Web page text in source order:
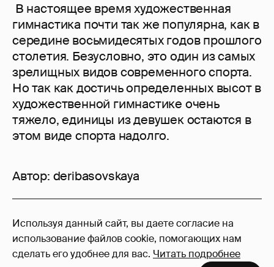
Используя данный сайт, вы даете согласие на
использование файлов cookie, помогающих нам
сделать его удобнее для вас. Читать подробнее
В настоящее время художественная
гимнастика почти так же популярна, как в
середине восьмидесятых годов прошлого
столетия. Безусловно, это один из самых
зрелищных видов современного спорта.
Но так как достичь определенных высот в
художественной гимнастике очень
тяжело, единицы из девушек остаются в
этом виде спорта надолго.
Автор: deribasovskaya
8
Войдите в аккаунт, чтобы читать и
оставлять комментарии